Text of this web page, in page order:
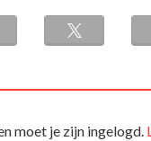
moet je zijn ingelogd.